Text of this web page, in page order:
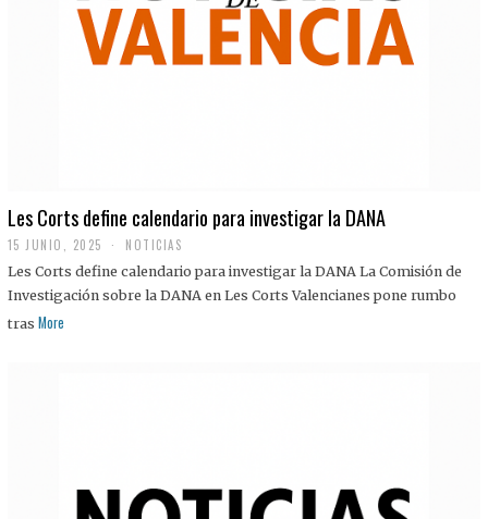
Les Corts define calendario para investigar la DANA
15 JUNIO, 2025 NOTICIAS
Les Corts define calendario para investigar la DANA La Comisión de
Investigación sobre la DANA en Les Corts Valencianes pone rumbo
tras More